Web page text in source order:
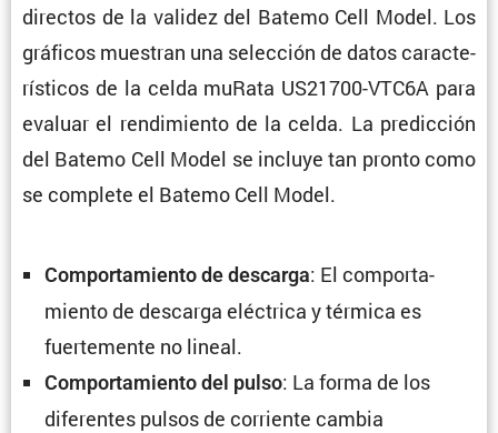
directos de la validez del Batemo Cell Model. Los
gráficos muestran una selec­ción de datos carac­te­
rís­ticos de la celda muRata US21700-VTC6A para
evaluar el rendi­miento de la celda. La predic­ción
del Batemo Cell Model se incluye tan pronto como
se complete el Batemo Cell Model.
Compor­ta­miento de descarga: El compor­ta­
miento de descarga eléctrica y térmica es
fuerte­mente no lineal.
Compor­ta­miento del pulso: La forma de los
diferentes pulsos de corriente cambia